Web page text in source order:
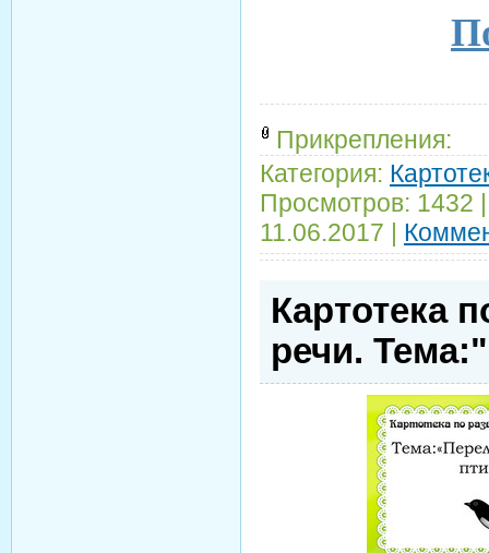
Прикрепления:
Категория:
Просмотров: 1432
11.06.2017
Картотека
речи.